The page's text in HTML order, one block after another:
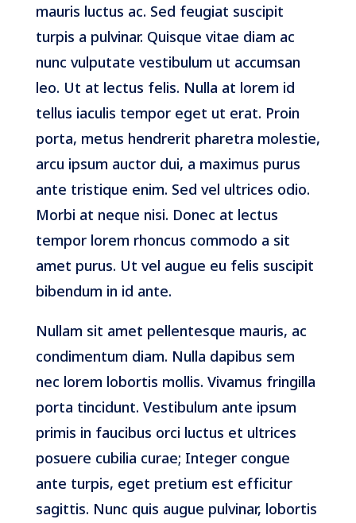
mauris luctus ac. Sed feugiat suscipit
turpis a pulvinar. Quisque vitae diam ac
nunc vulputate vestibulum ut accumsan
leo. Ut at lectus felis. Nulla at lorem id
tellus iaculis tempor eget ut erat. Proin
porta, metus hendrerit pharetra molestie,
arcu ipsum auctor dui, a maximus purus
ante tristique enim. Sed vel ultrices odio.
Morbi at neque nisi. Donec at lectus
tempor lorem rhoncus commodo a sit
amet purus. Ut vel augue eu felis suscipit
bibendum in id ante.
Nullam sit amet pellentesque mauris, ac
condimentum diam. Nulla dapibus sem
nec lorem lobortis mollis. Vivamus fringilla
porta tincidunt. Vestibulum ante ipsum
primis in faucibus orci luctus et ultrices
posuere cubilia curae; Integer congue
ante turpis, eget pretium est efficitur
sagittis. Nunc quis augue pulvinar, lobortis